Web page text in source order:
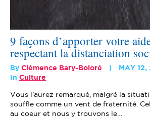
9 façons d’apporter votre
respectant la distanciation
By Clémence Bary-Boloré
MAY
In Culture
Vous l’aurez remarqué, malgré la
souffle comme un vent de fraternité.
au coeur et nous y trouvons le…